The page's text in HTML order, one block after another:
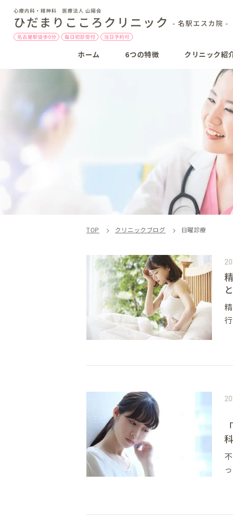
ホーム 6つの特徴 クリニック紹
TOP クリニックブログ 日曜診療
っ